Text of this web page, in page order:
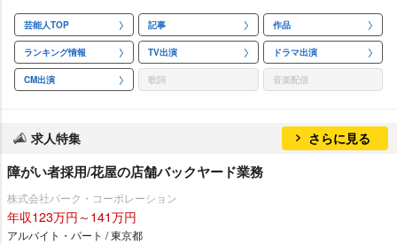
芸能人TOP 記事 作品
ランキング情報 TV出演 ドラマ出演
CM出演 歌詞 音楽配信
求人特集 さらに見る
障がい者採用/花屋の店舗バックヤード業務
株式会社パーク・コーポレーション
年収123万円～141万円
アルバイト・パート / 東京都